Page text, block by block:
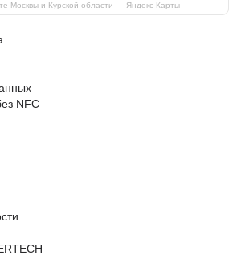
Москвы и Курской области — Яндекс Карты
NFC